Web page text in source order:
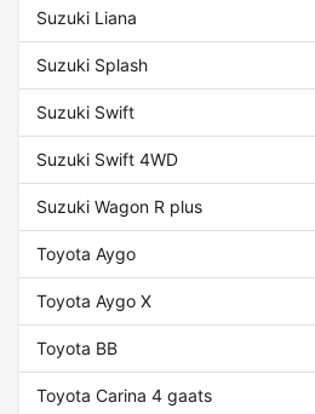
Suzuki Liana
Suzuki Splash
Suzuki Swift
Suzuki Swift 4WD
Suzuki Wagon R plus
Toyota Aygo
Toyota Aygo X
Toyota BB
Toyota Carina 4 gaats